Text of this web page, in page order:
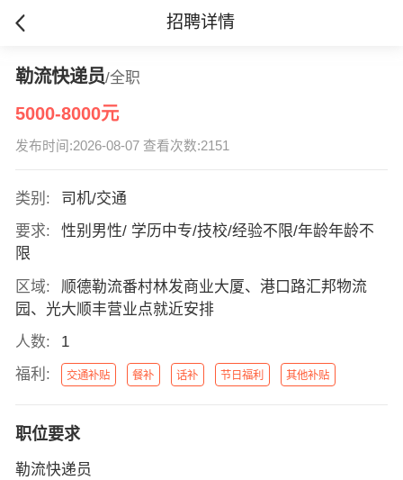
招聘详情
勒流快递员/全职
5000-8000元
发布时间:2026-08-07 查看次数:2151
类别:
司机/交通
要求:
性别男性/ 学历中专/技校/经验不限/年龄年龄不
限
区域:
顺德勒流番村林发商业大厦、港口路汇邦物流
园、光大顺丰营业点就近安排
人数:
1
福利:
交通补贴 餐补 话补 节日福利 其他补贴
职位要求
勒流快递员